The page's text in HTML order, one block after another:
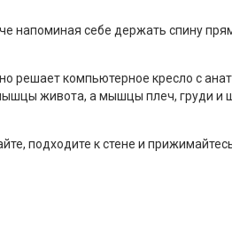
напоминая себе держать спину
решает компьютерное кресло с
живота, а мышцы плеч, груди и
подходите к стене и